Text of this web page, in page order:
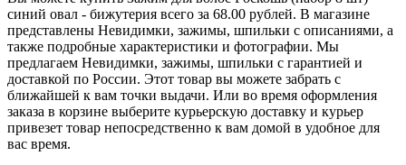
синий овал - бижутерия всего за 68.00 рублей. В магазине
представлены Невидимки, зажимы, шпильки с описаниями, а
также подробные характеристики и фотографии. Мы
предлагаем Невидимки, зажимы, шпильки с гарантией и
доставкой по России. Этот товар вы можете забрать с
ближайшей к вам точки выдачи. Или во время оформления
заказа в корзине выберите курьерскую доставку и курьер
привезет товар непосредственно к вам домой в удобное для
вас время.